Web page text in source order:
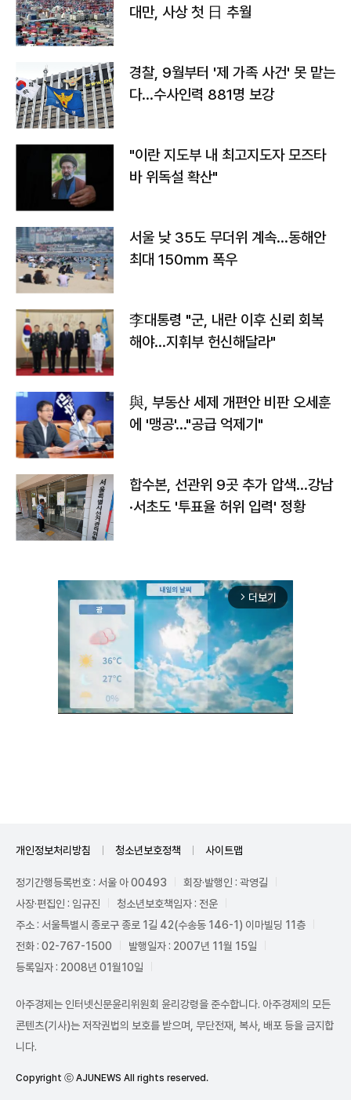
대만, 사상 첫 日 추월
경찰, 9월부터 '제 가족 사건' 못 맡는
다…수사인력 881명 보강
"이란 지도부 내 최고지도자 모즈타
바 위독설 확산"
서울 낮 35도 무더위 계속…동해안
최대 150㎜ 폭우
李대통령 "군, 내란 이후 신뢰 회복
해야…지휘부 헌신해달라"
與, 부동산 세제 개편안 비판 오세훈
에 '맹공'…"공급 억제기"
합수본, 선관위 9곳 추가 압색…강남
·서초도 '투표율 허위 입력' 정황
arrow_forward_ios 더보기
개인정보처리방침 청소년보호정책 사이트맵
정기간행등록번호 : 서울 아 00493
회장·발행인 : 곽영길
사장·편집인 : 임규진
청소년보호책임자 : 전운
주소 : 서울특별시 종로구 종로 1길 42(수송동 146-1) 이마빌딩 11층
전화 : 02-767-1500
발행일자 : 2007년 11월 15일
등록일자 : 2008년 01월10일
아주경제는 인터넷신문윤리위원회 윤리강령을 준수합니다. 아주경제의 모든
콘텐츠(기사)는 저작권법의 보호를 받으며, 무단전재, 복사, 배포 등을 금지합
니다.
Copyright ⓒ AJUNEWS All rights reserved.